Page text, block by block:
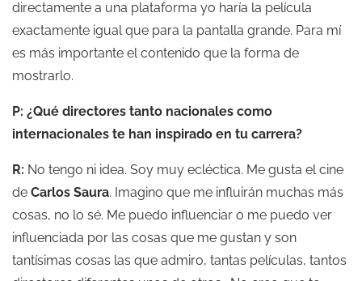
directamente a una plataforma yo haría la película
exactamente igual que para la pantalla grande. Para mí
es más importante el contenido que la forma de
mostrarlo.
P: ¿Qué directores tanto nacionales como
internacionales te han inspirado en tu carrera?
R: No tengo ni idea. Soy muy ecléctica. Me gusta el cine
de Carlos Saura. Imagino que me influirán muchas más
cosas, no lo sé. Me puedo influenciar o me puedo ver
influenciada por las cosas que me gustan y son
tantísimas cosas las que admiro, tantas películas, tantos